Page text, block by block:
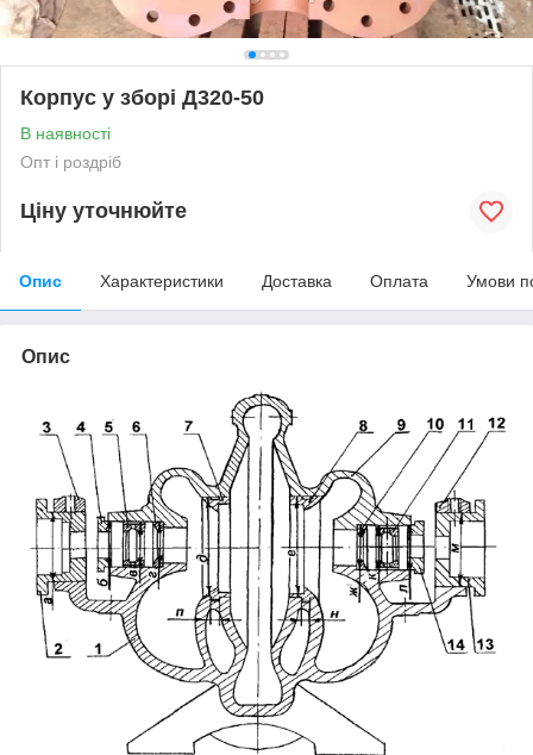
Корпус у зборі Д320-50
В наявності
Опт і роздріб
Ціну уточнюйте
Опис Характеристики Доставка Оплата Умови
Опис